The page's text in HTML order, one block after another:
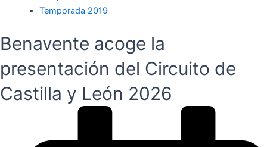
Temporada 2019
Benavente acoge la
presentación del Circuito de
Castilla y León 2026